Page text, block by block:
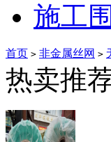
施工
首页 > 非金属丝网 >
热卖推